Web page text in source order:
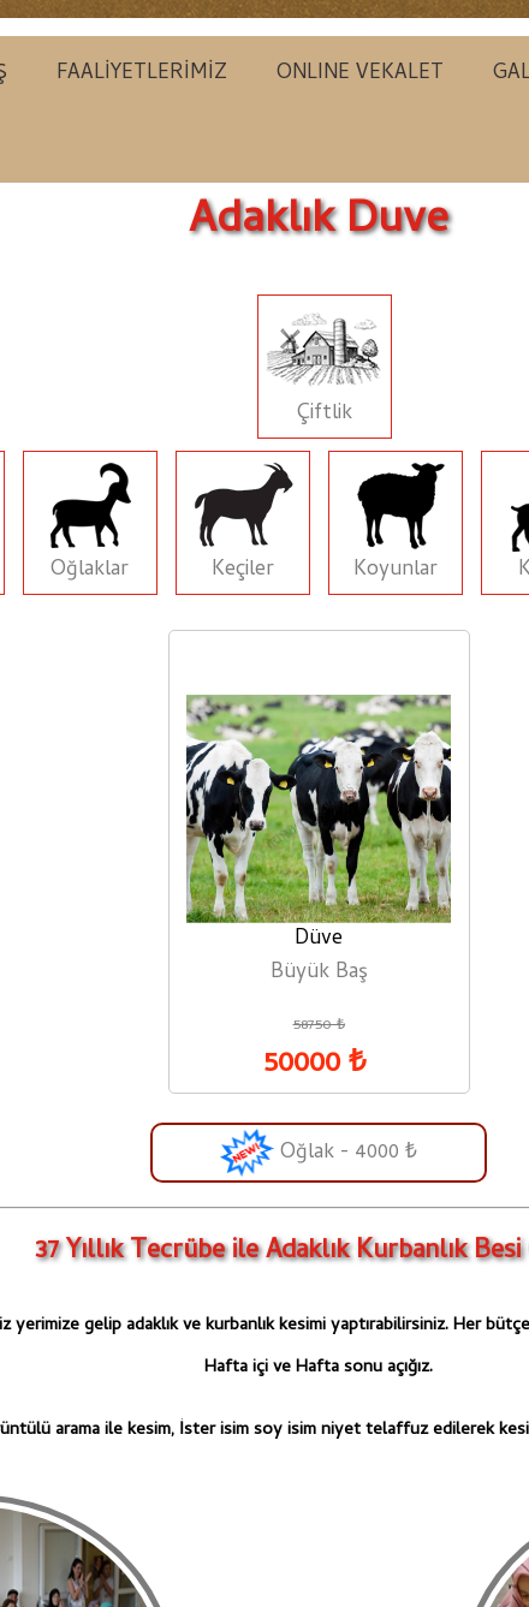
FAALİYETLERİMİZ ONLINE VEKALET
Adaklık Duve
Çiftlik
Oğlaklar Keçiler Koyunlar
Düve
Büyük Baş
58750 ₺
50000 ₺
Oğlak - 4000 ₺
37 Yıllık Tecrübe ile Adaklık Kurbanlık
yerimize gelip adaklık ve kurbanlık kesimi yaptırabilirsiniz. Her
Hafta içi ve Hafta sonu açığız.
arama ile kesim, İster isim soy isim niyet telaffuz edilerek